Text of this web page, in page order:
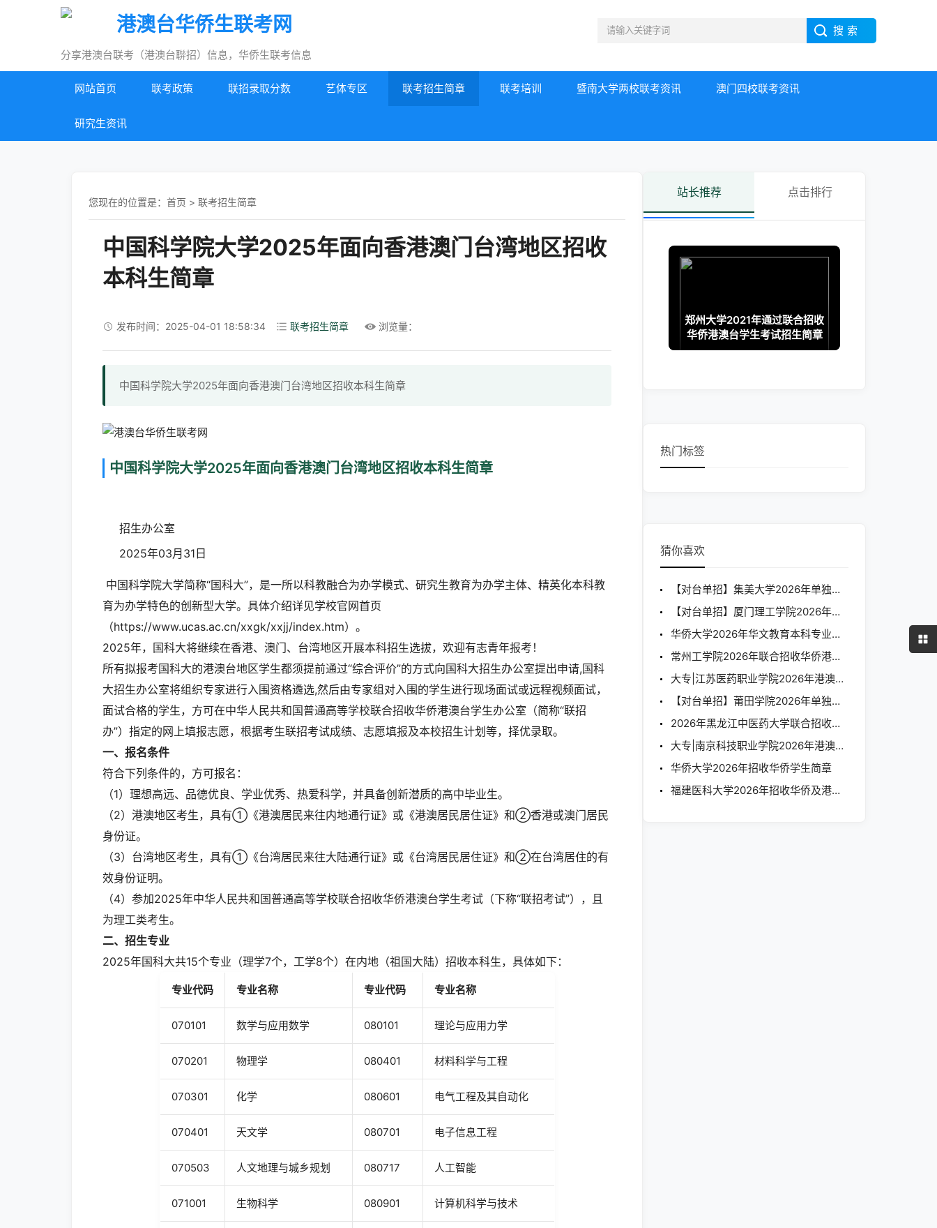
港澳台华侨生联考网
分享港澳台联考（港澳台聨招）信息，华侨生联考信息
网站首页 联考政策 联招录取分数 艺体专区 联考招生简章 联考培训 暨南大学两校联考资讯 澳门四校联考资讯
研究生资讯
您现在的位置是： 首页 > 联考招生简章
中国科学院大学2025年面向香港澳门台湾地区招收
本科生简章
发布时间：2025-04-01 18:58:34 联考招生简章 浏览量：
中国科学院大学2025年面向香港澳门台湾地区招收本科生简章
中国科学院大学2025年面向香港澳门台湾地区招收本科生简章
招生办公室
2025年03月31日
中国科学院大学简称“国科大”，是一所以科教融合为办学模式、研究生教育为办学主体、精英化本科教
育为办学特色的创新型大学。具体介绍详见学校官网首页
（https://www.ucas.ac.cn/xxgk/xxjj/index.htm）。
2025年，国科大将继续在香港、澳门、台湾地区开展本科招生选拔，欢迎有志青年报考！
所有拟报考国科大的港澳台地区学生都须提前通过“综合评价”的方式向国科大招生办公室提出申请,国科
大招生办公室将组织专家进行入围资格遴选,然后由专家组对入围的学生进行现场面试或远程视频面试，
面试合格的学生，方可在中华人民共和国普通高等学校联合招收华侨港澳台学生办公室（简称“联招
办”）指定的网上填报志愿，根据考生联招考试成绩、志愿填报及本校招生计划等，择优录取。
一、报名条件
符合下列条件的，方可报名：
（1）理想高远、品德优良、学业优秀、热爱科学，并具备创新潜质的高中毕业生。
（2）港澳地区考生，具有①《港澳居民来往内地通行证》或《港澳居民居住证》和②香港或澳门居民
身份证。
（3）台湾地区考生，具有①《台湾居民来往大陆通行证》或《台湾居民居住证》和②在台湾居住的有
效身份证明。
（4）参加2025年中华人民共和国普通高等学校联合招收华侨港澳台学生考试（下称“联招考试”），且
为理工类考生。
二、 招生专业
2025年国科大共15个专业（理学7个，工学8个）在内地（祖国大陆）招收本科生，具体如下：
专业代码 专业名称 专业代码 专业名称
070101 数学与应用数学 080101 理论与应用力学
070201 物理学 080401 材料科学与工程
070301 化学 080601 电气工程及其自动化
070401 天文学 080701 电子信息工程
070503 人文地理与城乡规划 080717 人工智能
071001 生物科学 080901 计算机科学与技术
站长推荐 点击排行
郑州大学2021年通过联合招收
华侨港澳台学生考试招生简章
热门标签
猜你喜欢
【对台单招】集美大学2026年单独招收台湾学生简章
【对台单招】厦门理工学院2026年单独招收台湾学生简章
华侨大学2026年华文教育本科专业奖学金生招生简章
常州工学院2026年联合招收华侨港澳台学生简章
大专|江苏医药职业学院2026年港澳台学生招生简章
【对台单招】莆田学院2026年单独招收台湾学生简章
2026年黑龙江中医药大学联合招收华侨港澳台学生简章
大专|南京科技职业学院2026年港澳台学生招生简章
华侨大学2026年招收华侨学生简章
福建医科大学2026年招收华侨及港澳地区学生简章